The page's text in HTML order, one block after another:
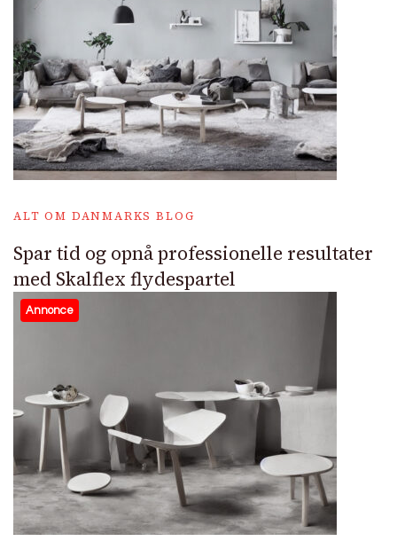
ALT OM DANMARKS BLOG
Spar tid og opnå professionelle resultater
med Skalflex flydespartel
Annonce